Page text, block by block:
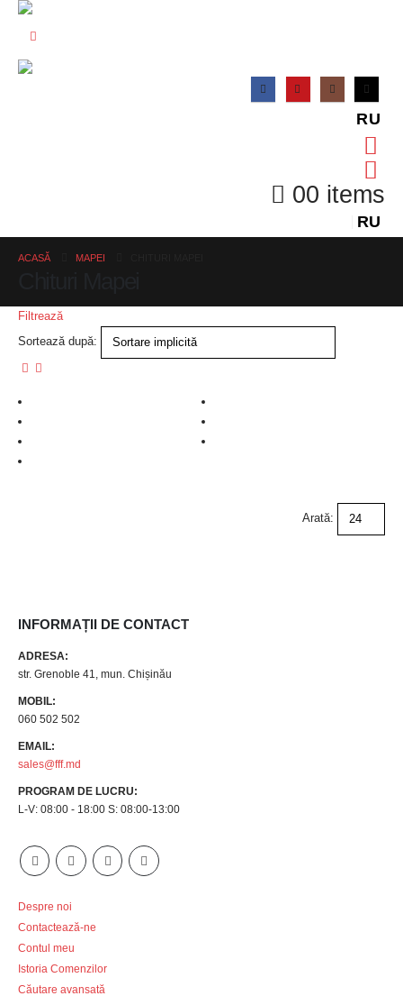
RU
00 items
RU
ACASĂ MAPEI
Filtrează
Sortează după:
Arată:
INFORMAȚII DE CONTACT
ADRESA:
str. Grenoble 41, mun. Chișinău
MOBIL:
060 502 502
EMAIL:
sales@fff.md
PROGRAM DE LUCRU:
L-V: 08:00 - 18:00 S: 08:00-13:00
Despre noi
Contactează-ne
Contul meu
Istoria Comenzilor
Căutare avansată